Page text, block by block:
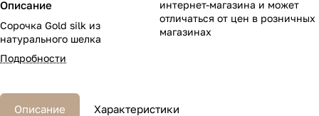
Описание
Сорочка Gold silk из
натурального шелка
Подробности
интернет-магазина и может
отличаться от цен в розничных
магазинах
Описание Характеристики